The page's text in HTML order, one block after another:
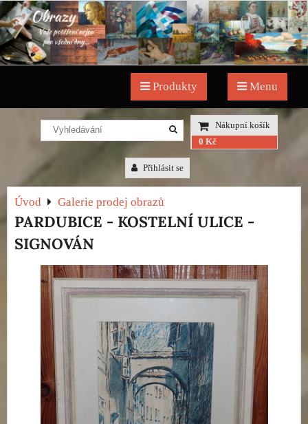
Produkty Menu
Nákupní košík
0 Kč
Přihlásit se
Úvod Galerie prodej obrazů
PARDUBICE - KOSTELNÍ ULICE -
SIGNOVÁN